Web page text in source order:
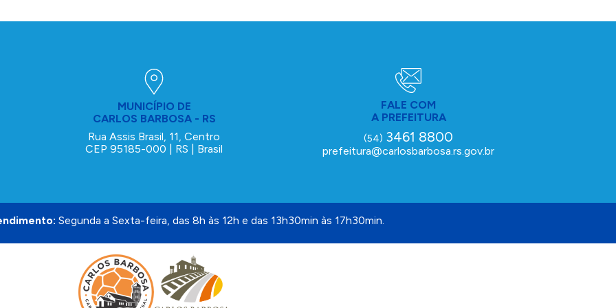
MUNICÍPIO DE
CARLOS BARBOSA - RS
Rua Assis Brasil, 11, Centro
CEP 95185-000 | RS | Brasil
FALE COM
A PREFEITURA
(54) 3461 8800
prefeitura@carlosbarbosa.rs.gov.br
Segunda a Sexta-feira, das 8h às 12h e das 13h30min às 17h30min.